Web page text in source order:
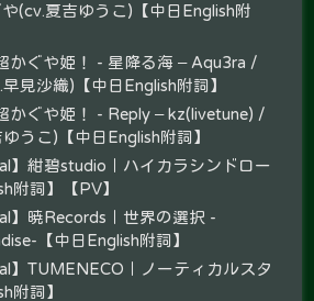
(cv.夏吉ゆうこ)【中日English附
かぐや姫！ - 星降る海 – Aqu3ra /
見沙織)【中日English附詞】
かぐや姫！ - Reply – kz(livetune) /
うこ)【中日English附詞】
】紺碧studio｜ハイカラシンドロー
附詞】【PV】
】暁Records｜世界の選択 -
【中日English附詞】
】TUMENECO｜ノーティカルスタ
附詞】